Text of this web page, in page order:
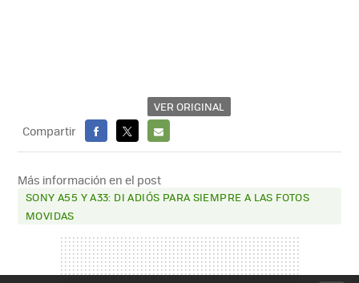
VER ORIGINAL
Compartir
FACEBOOK
X
E-
MAIL
Más información en el post
SONY A55 Y A33: DI ADIÓS PARA SIEMPRE A LAS FOTOS
MOVIDAS